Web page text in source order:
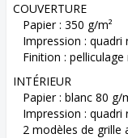
COUVERTURE
Papier : 350 g/m²
Impression : quadri
Finition :
INTÉRIEUR
Papier : blanc 80 g/
Impression : quadri
2 modèles de grille